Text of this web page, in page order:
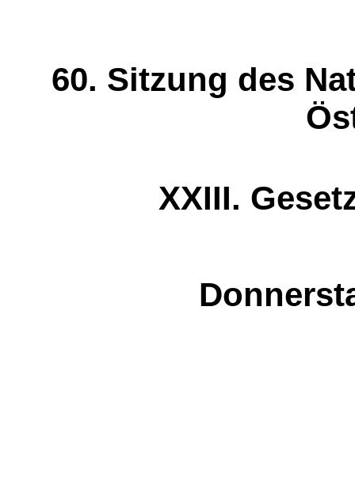
60. Sitzung des
XXIII.